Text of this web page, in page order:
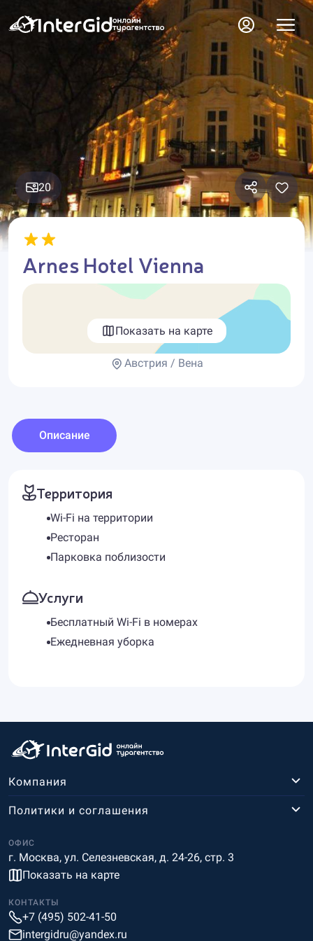
20
Arnes Hotel Vienna
Показать на карте
Австрия / Вена
Описание
Территория
Wi-Fi на территории
Ресторан
Парковка поблизости
Услуги
Бесплатный Wi-Fi в номерах
Ежедневная уборка
Компания
ОФИС
г. Москва, ул. Селезневская, д. 24-26, стр. 3
Показать на карте
Политики и соглашения
КОНТАКТЫ
+7 (495) 502-41-50
intergidru@yandex.ru